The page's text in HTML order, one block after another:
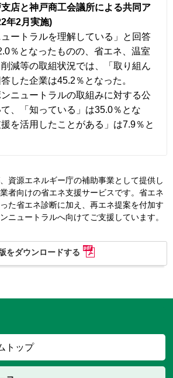
支店と神戸商工会議所による共同ア
年2月実施)
ュートラルを理解している」と回答
％となったものの、省エネ、温室
減等の取組状況では、「取り組ん
した企業は45.2％となった。
ニュートラルの取組みに対する公
、「知っている」は35.0％とな
を活用したことがある」は7.9％と
資源エネルギー庁の補助事業として提供し
者向けの省エネ支援サービスです。省エネ
た省エネ診断に加え、再エネ提案を付加す
ニュートラルへ向けてご支援しています。
をダウンロードする
トップ